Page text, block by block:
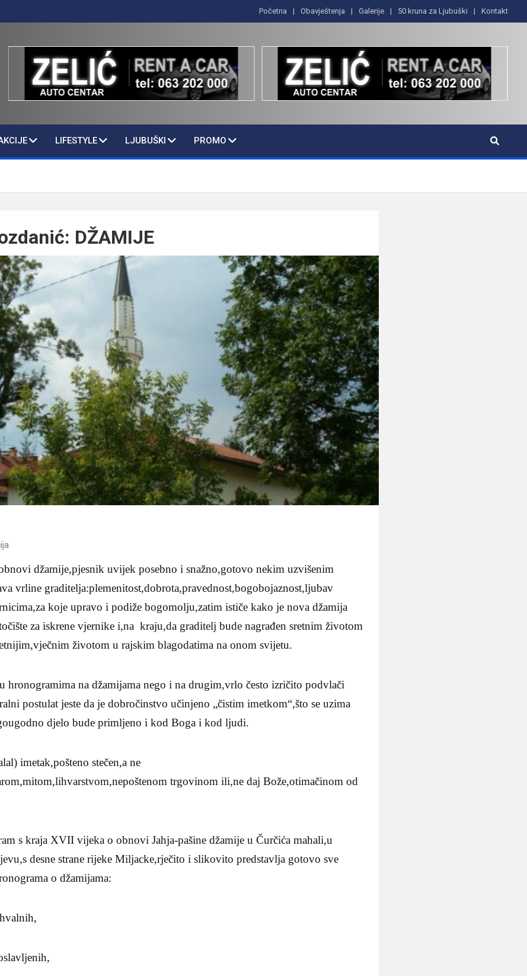
Početna Obavještenja Galerije 50 kruna za Ljubuški Kontakt
LIFESTYLE LJUBUŠKI PROMO
DŽAMIJE
džamije,pjesnik uvijek posebno i snažno,gotovo nekim uzvišenim
vrline graditelja:plemenitost,dobrota,pravednost,bogobojaznost,ljubav
koje upravo i podiže bogomolju,zatim ističe kako je nova džamija
za iskrene vjernike i,na kraju,da graditelj bude nagrađen sretnim životom
životom u rajskim blagodatima na onom svijetu.
hronogramima na džamijama nego i na drugim,vrlo često izričito podvlači
postulat jeste da je dobročinstvo učinjeno „čistim imetkom“,što se uzima
djelo bude primljeno i kod Boga i kod ljudi.
imetak,pošteno stečen,a ne
trgovinom ili,ne daj Bože,otimačinom od
s kraja XVII vijeka o obnovi Jahja-pašine džamije u Čurčića mahali,u
desne strane rijeke Miljacke,rječito i slikovito predstavlja gotovo sve
o džamijama: